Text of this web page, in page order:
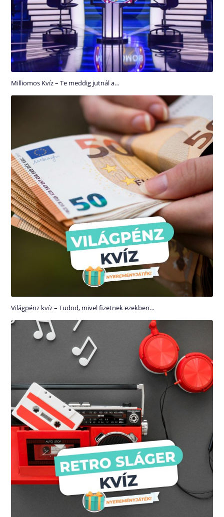
Milliomos Kvíz – Te meddig jutnál a…
Világpénz kvíz – Tudod, mivel fizetnek ezekben…